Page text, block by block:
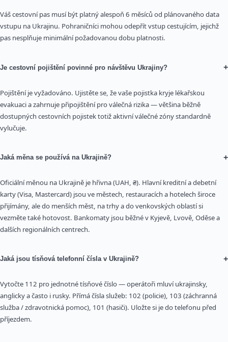
Váš cestovní pas musí být platný alespoň 6 měsíců od plánovaného data
vstupu na Ukrajinu. Pohraničníci mohou odepřít vstup cestujícím, jejichž
pas nesplňuje minimální požadovanou dobu platnosti.
Je cestovní pojištění povinné pro návštěvu Ukrajiny? +
Pojištění je vyžadováno. Ujistěte se, že vaše pojistka kryje lékařskou
evakuaci a zahrnuje připojištění pro válečná rizika — většina běžně
dostupných cestovních pojistek totiž aktivní válečné zóny standardně
vylučuje.
Jaká měna se používá na Ukrajině? +
Oficiální měnou na Ukrajině je hřivna (UAH, ₴). Hlavní kreditní a debetní
karty (Visa, Mastercard) jsou ve městech, restauracích a hotelech široce
přijímány, ale do menších měst, na trhy a do venkovských oblastí si
vezměte také hotovost. Bankomaty jsou běžné v Kyjevě, Lvově, Oděse a
dalších regionálních centrech.
Jaká jsou tísňová telefonní čísla v Ukrajině? +
Vytočte 112 pro jednotné tísňové číslo — operátoři mluví ukrajinsky,
anglicky a často i rusky. Přímá čísla služeb: 102 (policie), 103 (záchranná
služba / zdravotnická pomoc), 101 (hasiči). Uložte si je do telefonu před
příjezdem.